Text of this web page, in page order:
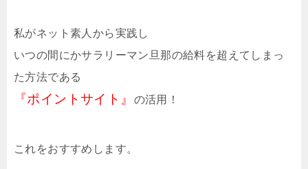
私がネット素人から実践し
いつの間にかサラリーマン旦那の給料を超えてしまっ
た方法である
『ポイントサイト』 の活用！
これをおすすめします。